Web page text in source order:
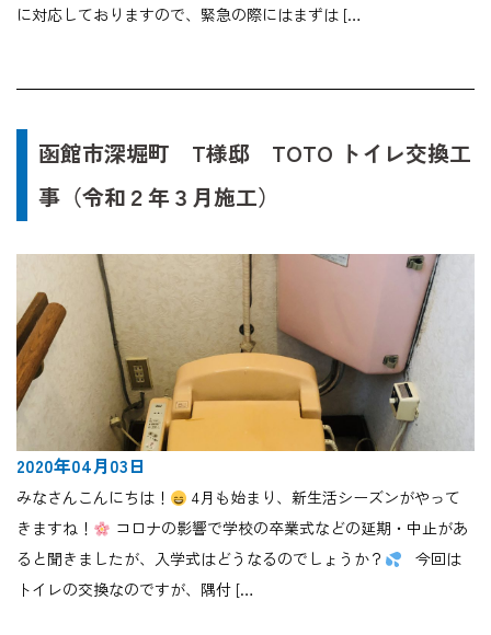
に対応しておりますので、緊急の際にはまずは […
函館市深堀町 T様邸 TOTO トイレ交換工
事（令和２年３月施工）
2020年04月03日
みなさんこんにちは！
4月も始まり、新生活シーズンがやって
きますね！
コロナの影響で学校の卒業式などの延期・中止があ
ると聞きましたが、入学式はどうなるのでしょうか？
今回は
トイレの交換なのですが、隅付 […